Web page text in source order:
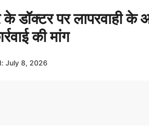
के डॉक्टर पर लापरवाही के
की मांग
July 8, 2026